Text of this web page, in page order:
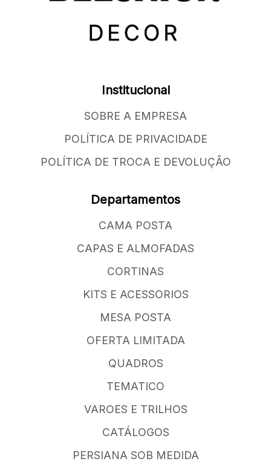
Institucional
SOBRE A EMPRESA
POLÍTICA DE PRIVACIDADE
POLÍTICA DE TROCA E DEVOLUÇÃO
Departamentos
CAMA POSTA
CAPAS E ALMOFADAS
CORTINAS
KITS E ACESSORIOS
MESA POSTA
OFERTA LIMITADA
QUADROS
TEMATICO
VAROES E TRILHOS
CATÁLOGOS
PERSIANA SOB MEDIDA